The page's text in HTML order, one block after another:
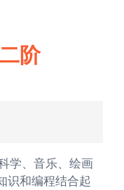
阶
学、音乐、绘画
识和编程结合起